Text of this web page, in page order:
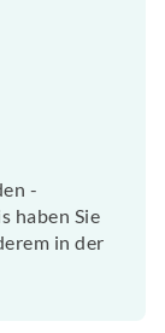
-
haben Sie
in der